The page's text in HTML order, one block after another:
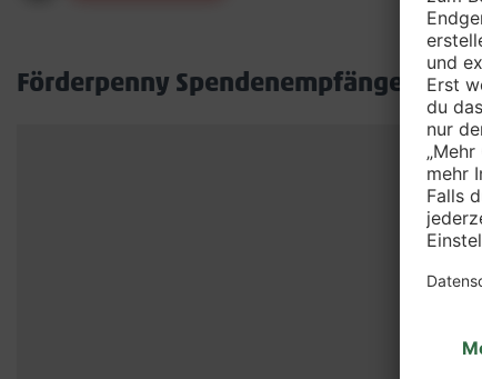
Förderpenny Spendenempfänger in